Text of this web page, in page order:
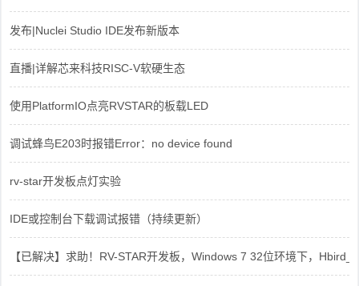
发布|Nuclei Studio IDE发布新版本
直播|详解芯来科技RISC-V软硬生态
使用PlatformIO点亮RVSTAR的板载LED
调试蜂鸟E203时报错Error：no device found
rv-star开发板点灯实验
IDE或控制台下载调试报错（持续更新）
【已解决】求助！RV-STAR开发板，Windows 7 32位环境下，